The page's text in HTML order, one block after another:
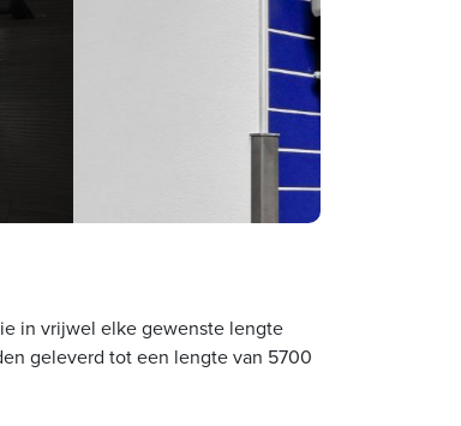
in vrijwel elke gewenste lengte
geleverd tot een lengte van 5700